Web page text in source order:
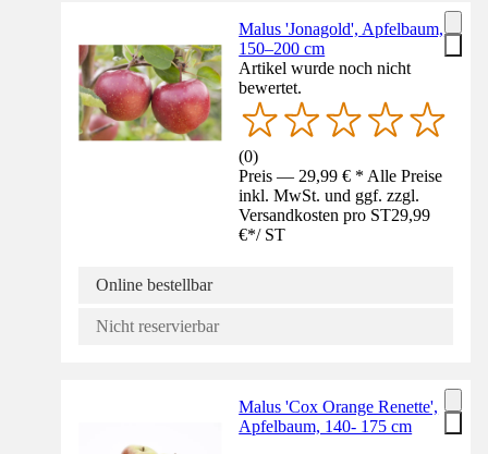
Malus 'Jonagold', Apfelbaum,
150–200 cm
Artikel wurde noch nicht
bewertet.
(0)
Preis — 29,99 € * Alle Preise
inkl. MwSt. und ggf. zzgl.
Versandkosten pro ST29,99
€*/ ST
Online bestellbar
Nicht reservierbar
Malus 'Cox Orange Renette',
Apfelbaum, 140- 175 cm